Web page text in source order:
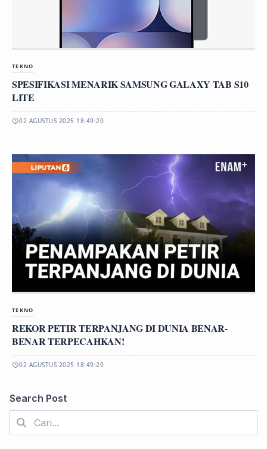
TEKNO
SPESIFIKASI MENARIK SAMSUNG GALAXY TAB S10
LITE
02 AGUSTUS 2025 18:49:20
TEKNO
REKOR PETIR TERPANJANG DI DUNIA BENAR-
BENAR TERPECAHKAN!
02 AGUSTUS 2025 18:49:20
Search Post